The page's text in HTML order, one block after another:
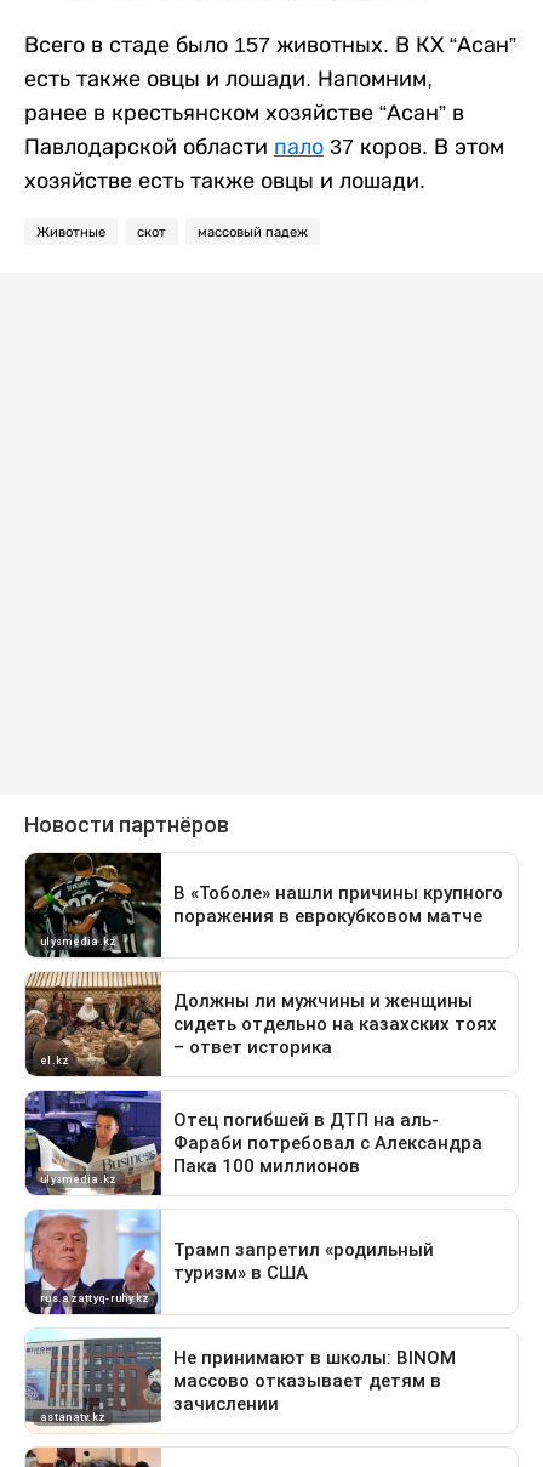
Всего в стаде было 157 животных. В КХ “Асан”
есть также овцы и лошади. Напомним,
ранее в крестьянском хозяйстве “Асан” в
Павлодарской области пало 37 коров. В этом
хозяйстве есть также овцы и лошади.
Животные скот массовый падеж